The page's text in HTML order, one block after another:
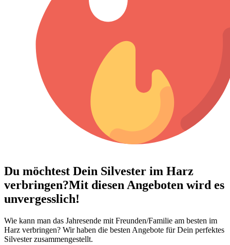
Du möchtest Dein Silvester im Harz
verbringen?Mit diesen Angeboten wird es
unvergesslich!
Wie kann man das Jahresende mit Freunden/Familie am besten im
Harz verbringen? Wir haben die besten Angebote für Dein perfektes
Silvester zusammengestellt.